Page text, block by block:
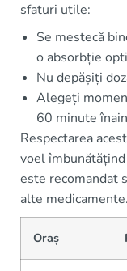
sfaturi utile:
Se mestecă
o absorbție
Nu depășiți
Alegeți
60 minute
Respectarea
voel
este recomandat
alte medicamente.
Oraș